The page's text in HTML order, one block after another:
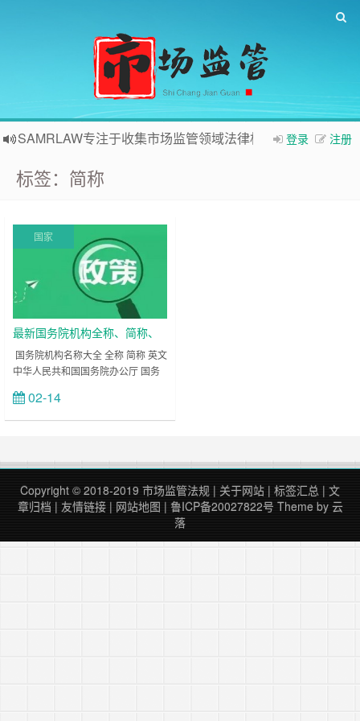
登录 注册
SAMRLAW专注于收集市场监管领域法律相关内容
标签：简称
国家
最新国务院机构全称、简称、
英文丨收藏版
国务院机构名称大全 全称 简称 英文
中华人民共和国国务院办公厅 国务
General Office of the State Council, ……
02-14
Copyright © 2018-2019 市场监管法规 | 关于网站 | 标签汇总 | 文
章归档 | 友情链接| 网站地图 | 鲁ICP备20027822号 Theme by 云
落